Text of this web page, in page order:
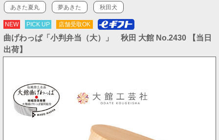
あきた夏丸 夢あきた 秋田犬
NEW PICK UP 店舗受取OK
曲げわっぱ「小判弁当（大）」 秋田 大館 No.2430 【当日
出荷】